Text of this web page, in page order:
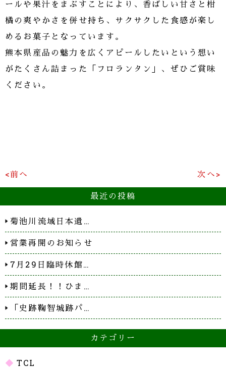
ールや果汁をまぶすことにより、香ばしい甘さと柑
橘の爽やかさを併せ持ち、サクサクした食感が楽し
めるお菓子となっています。
熊本県産品の魅力を広くアピールしたいという想い
がたくさん詰まった「フロランタン」、ぜひご賞味
ください。
<前へ 次へ>
最近の投稿
菊池川流域日本遺…
営業再開のお知らせ
7月29日臨時休館…
期間延長！！ひま…
「史跡鞠智城跡パ…
カテゴリー
TCL